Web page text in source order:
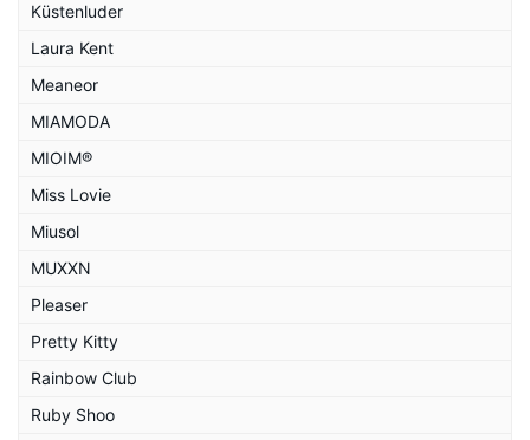
Küstenluder
Laura Kent
Meaneor
MIAMODA
MIOIM®
Miss Lovie
Miusol
MUXXN
Pleaser
Pretty Kitty
Rainbow Club
Ruby Shoo